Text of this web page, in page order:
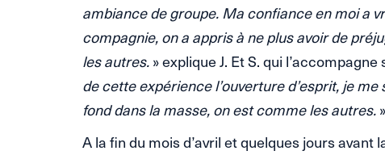
ambiance de groupe. Ma confiance en moi a
compagnie, on a appris à ne plus avoir de
les autres. » explique J. Et S. qui
de cette expérience l’ouverture d’esprit, je
fond dans la masse, on est comme les autres. »
A la fin du mois d’avril et quelques jours avant